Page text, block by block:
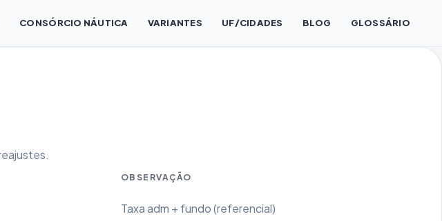
CONSÓRCIO NÁUTICA VARIANTES UF/CIDADES BLOG GLOSSÁRIO
OBSERVAÇÃO
Taxa adm + fundo (referencial)